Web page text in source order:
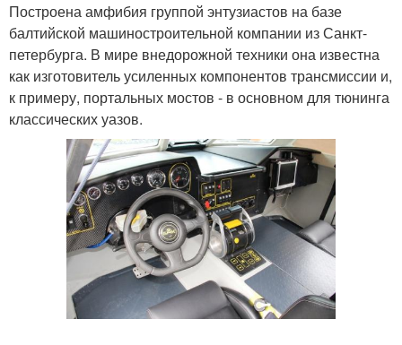
Построена амфибия группой энтузиастов на базе
балтийской машиностроительной компании из Санкт-
петербурга. В мире внедорожной техники она известна
как изготовитель усиленных компонентов трансмиссии и,
к примеру, портальных мостов - в основном для тюнинга
классических уазов.